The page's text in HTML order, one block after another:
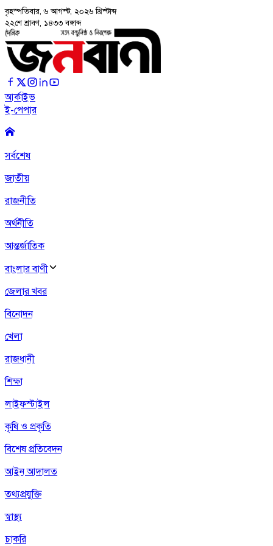
বৃহস্পতিবার, ৬ আগস্ট, ২০২৬ খ্রিস্টাব্দ
২২শে শ্রাবণ, ১৪৩৩ বঙ্গাব্দ
আর্কাইভ
ই-পেপার
সর্বশেষ
জাতীয়
রাজনীতি
অর্থনীতি
আন্তর্জাতিক
বাংলার বাণী
জেলার খবর
বিনোদন
খেলা
রাজধানী
শিক্ষা
লাইফস্টাইল
কৃষি ও প্রকৃতি
বিশেষ প্রতিবেদন
আইন আদালত
তথ্যপ্রযুক্তি
স্বাস্থ্য
চাকরি